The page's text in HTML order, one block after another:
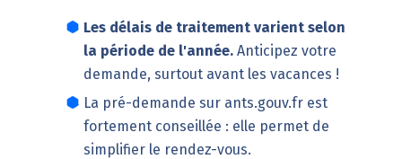
Les délais de traitement varient selon
la période de l'année.Anticipez votre
demande, surtout avant les vacances !
La pré-demande sur ants.gouv.frest
fortement conseillée : elle permet de
simplifier le rendez-vous.